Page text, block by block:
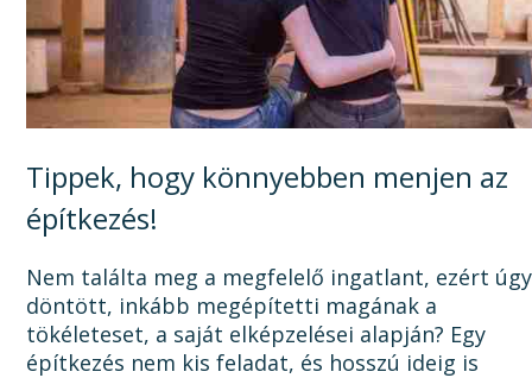
Tippek, hogy könnyebben menjen az
építkezés!
Nem találta meg a megfelelő ingatlant, ezért úgy
döntött, inkább megépítetti magának a
tökéleteset, a saját elképzelései alapján? Egy
építkezés nem kis feladat, és hosszú ideig is